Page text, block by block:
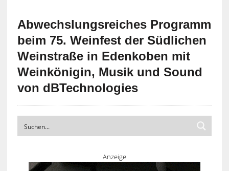
Abwechslungsreiches Programm
beim 75. Weinfest der Südlichen
Weinstraße in Edenkoben mit
Weinkönigin, Musik und Sound
von dBTechnologies
Anzeige